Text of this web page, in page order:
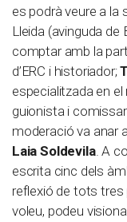
es podrà veure a la
Lleida (avinguda de
comptar amb la
d’ERC i historiador;
especialitzada en
guionista i
moderació va anar
Laia Soldevila. A
escrita cinc dels
reflexió de tots
voleu, podeu